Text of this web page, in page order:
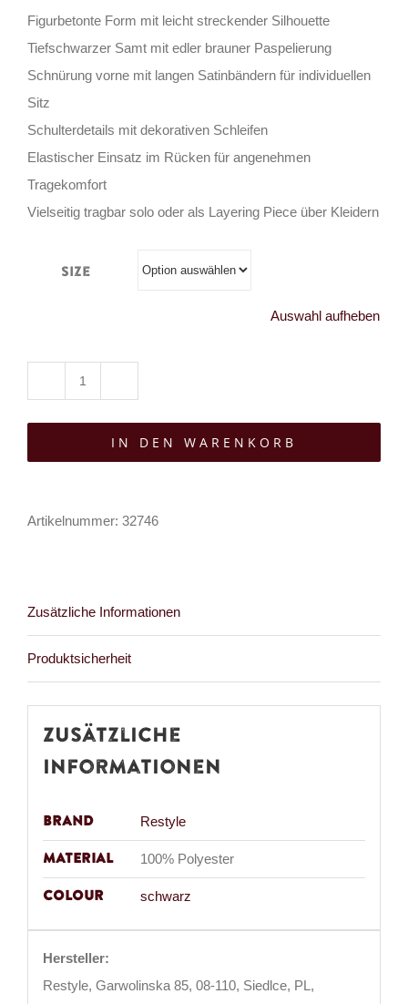
Figurbetonte Form mit leicht streckender Silhouette
Tiefschwarzer Samt mit edler brauner Paspelierung
Schnürung vorne mit langen Satinbändern für individuellen
Sitz
Schulterdetails mit dekorativen Schleifen
Elastischer Einsatz im Rücken für angenehmen
Tragekomfort
Vielseitig tragbar solo oder als Layering Piece über Kleidern
Size
Auswahl aufheben
Korsett-
Menge
IN DEN WARENKORB
Artikelnummer: 32746
Zusätzliche Informationen
Produktsicherheit
Zusätzliche
Informationen
Brand Restyle
Material 100% Polyester
Colour schwarz
Hersteller:
Restyle, Garwolinska 85, 08-110, Siedlce, PL,